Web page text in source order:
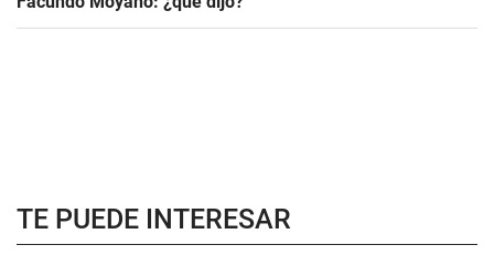
TE PUEDE INTERESAR